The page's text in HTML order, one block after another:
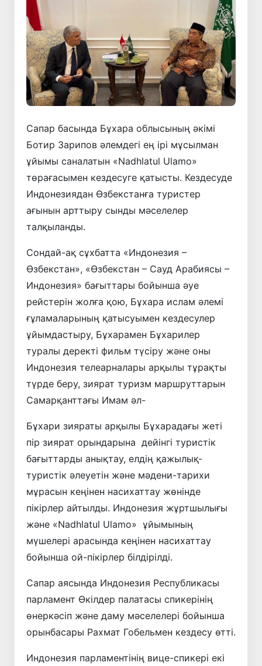
Сапар басында Бұхара облысының әкімі
Ботир Зарипов әлемдегі ең ірі мұсылман
ұйымы саналатын «Nadhlatul Ulamo»
төрағасымен кездесуге қатысты. Кездесуде
Индонезиядан Өзбекстанға туристер
ағынын арттыру сынды мәселелер
талқыланды.
Сондай-ақ сұхбатта «Индонезия –
Өзбекстан», «Өзбекстан – Сауд Арабиясы –
Индонезия» бағыттары бойынша әуе
рейстерін жолға қою, Бұхара ислам әлемі
ғұламаларының қатысуымен кездесулер
ұйымдастыру, Бұхарамен Бұхарилер
туралы деректі фильм түсіру және оны
Индонезия телеарналары арқылы тұрақты
түрде беру, зиярат туризм маршруттарын
Самарқанттағы Имам әл-
Бұхари зияраты арқылы Бұхарадағы жеті
пір зиярат орындарына дейінгі туристік
бағыттарды анықтау, елдің қажылық-
туристік әлеуетін және мәдени-тарихи
мұрасын кеңінен насихаттау жөнінде
пікірлер айтылды. Индонезия жұртшылығы
және «Nadhlatul Ulamo» ұйымының
мүшелері арасында кеңінен насихаттау
бойынша ой-пікірлер білдірілді.
Сапар аясында Индонезия Республикасы
парламент Өкілдер палатасы спикерінің
өнеркәсіп және даму мәселелері бойынша
орынбасары Рахмат Гобельмен кездесу өтті.
Индонезия парламентінің вице-спикері екі